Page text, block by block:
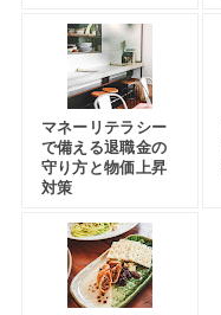
マネーリテラシー
で備える退職金の
守り方と物価上昇
対策